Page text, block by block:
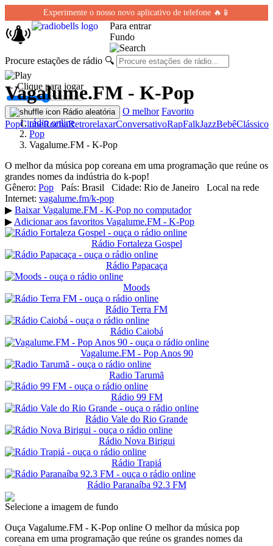
Experimente o nosso novo aplicativo de telefone 🔥📱
Para entrar
Fundo
Procure estações de rádio 🔍
← Clique para jogar
Rádio aleatória O melhor Favorito
PopClubeRochaRetrorelaxarConversativoRapFalkJazzBebêClássico
Vagalume.FM - K-Pop
rádio online
Pop
Vagalume.FM - K-Pop
O melhor da música pop coreana em uma programação que reúne os
grandes nomes da indústria do k-pop!
Gênero: Pop País: Brasil Cidade: Rio de Janeiro Local na rede
Internet: vagalume.fm/k-pop
▶ Baixar Vagalume.FM - K-Pop no computador
▶ Adicionar aos favoritos Vagalume.FM - K-Pop
Rádio Fortaleza Gospel
Rádio Papacaça
Moods
Rádio Terra FM
Rádio Caiobá
Vagalume.FM - Pop Anos 90
Radio Tarumã
Rádio 99 FM
Rádio Vale do Rio Grande
Rádio Nova Birigui
Rádio Trapiá
Rádio Paranaíba 92.3 FM
Selecione a imagem de fundo
Ouça Vagalume.FM - K-Pop online O melhor da música pop
coreana em uma programação que reúne os grandes nomes da